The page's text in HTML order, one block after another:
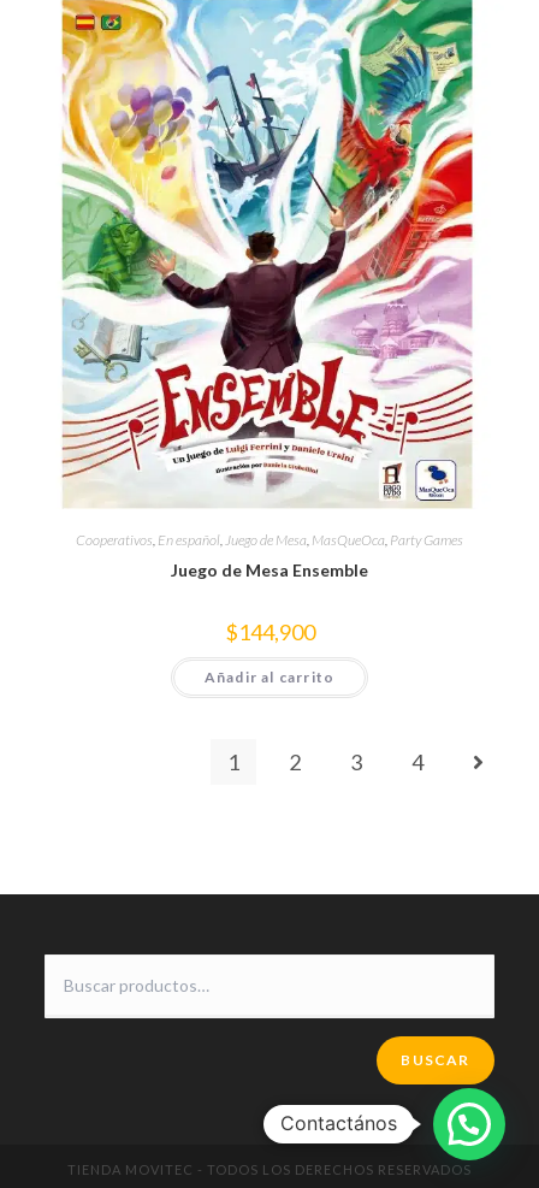
Cooperativos, En español,Juego de Mesa, MasQueOca, Party Games
Juego de Mesa Ensemble
$144,900
Añadir al carrito
1 2 3 4
BUSCAR
TIENDA MOVITEC - TODOS LOS DERECHOS RESERVADOS
Contactános